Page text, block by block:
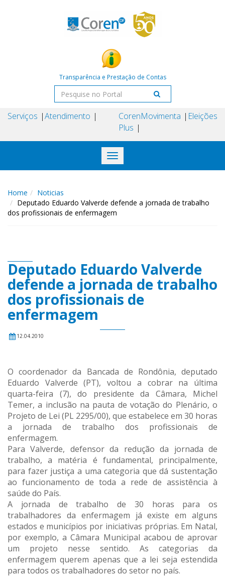
Transparência e Prestação de Contas
Serviços Atendimento
Coren
Plus
Movimenta Eleições
Toggle
navigation
Home
Noticias
Deputado Eduardo Valverde defende a jornada de trabalho
dos profissionais de enfermagem
Deputado Eduardo Valverde
defende a jornada de trabalho
dos profissionais de
enfermagem
12.04.2010
O coordenador da Bancada de Rondônia, deputado
Eduardo Valverde (PT), voltou a cobrar na última
quarta-feira (7), do presidente da Câmara, Michel
Temer, a inclusão na pauta de votação do Plenário, o
Projeto de Lei (PL 2295/00), que estabelece em 30 horas
a jornada de trabalho dos profissionais de
enfermagem.
Para Valverde, defensor da redução da jornada de
trabalho, a matéria é fundamental, principalmente,
para fazer justiça a uma categoria que dá sustentação
ao funcionamento de toda a rede de assistência à
saúde do País.
A jornada de trabalho de 30 horas para os
trabalhadores da enfermagem já existe em alguns
estados e municípios por iniciativas próprias. Em Natal,
por exemplo, a Câmara Municipal acabou de aprovar
um projeto nesse sentido. As categorias da
enfermagem querem apenas que a lei seja estendida
para todos os trabalhadores do setor no país.